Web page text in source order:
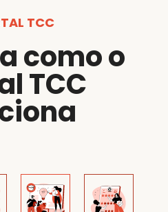
TCC
como o
TCC